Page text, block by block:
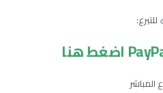
للتبرع:
المباشر